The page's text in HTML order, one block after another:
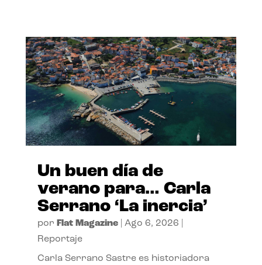
Un buen día de
verano para… Carla
Serrano ‘La inercia’
por Flat Magazine| Ago 6, 2026
Reportaje
Carla Serrano Sastre es historiadora